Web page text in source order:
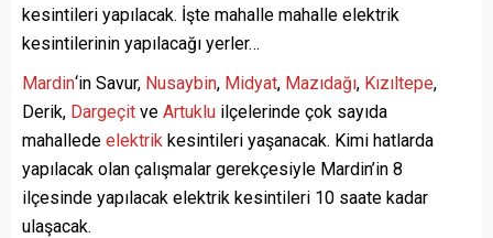
kesintileri yapılacak. İşte mahalle mahalle elektrik
kesintilerinin yapılacağı yerler…
Mardin‘in Savur, Nusaybin, Midyat, Mazıdağı, Kızıltepe,
Derik, Dargeçit ve Artuklu ilçelerinde çok sayıda
mahallede elektrik kesintileri yaşanacak. Kimi hatlarda
yapılacak olan çalışmalar gerekçesiyle Mardin’in 8
ilçesinde yapılacak elektrik kesintileri 10 saate kadar
ulaşacak.